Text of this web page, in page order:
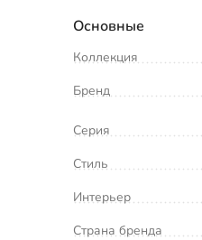
Основные
Коллекция
Бренд
Серия
Стиль
Интерьер
Страна бренда